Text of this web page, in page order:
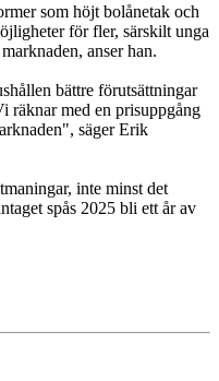
som höjt bolånetak och
för fler, särskilt unga
anser han.
bättre förutsättningar
räknar med en prisuppgång
säger Erik
inte minst det
spås 2025 bli ett år av